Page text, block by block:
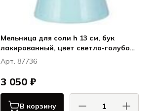
Мельница для соли h 13 см, бук
лакированный, цвет светло-голубой,
ВЕРОНА / VERONA
Арт. 87736
3 050 ₽
В корзину